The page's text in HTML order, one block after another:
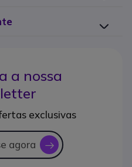
a nossa
exclusivas
agora icon